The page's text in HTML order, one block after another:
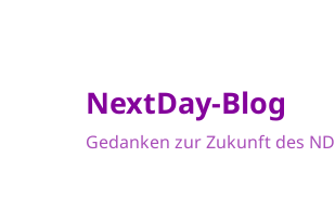
NextDay-Blog
Gedanken zur Zukunft des ND